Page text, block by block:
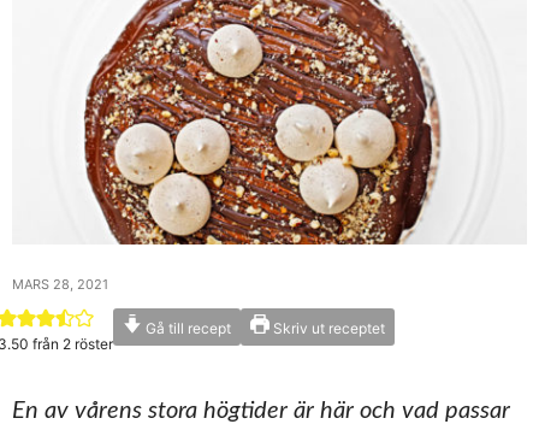
MARS 28, 2021
från 2 röster
Gå till recept Skriv ut receptet
En av vårens stora högtider är här och vad passar